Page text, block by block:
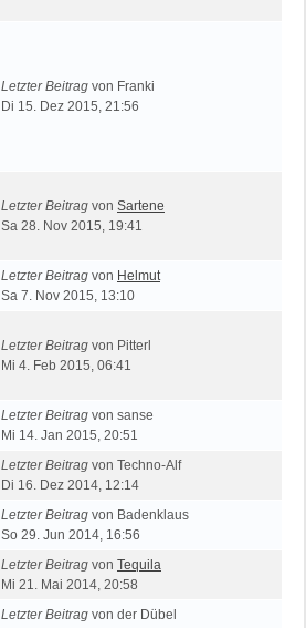
Letzter Beitrag von Franki
Di 15. Dez 2015, 21:56
Letzter Beitrag von Sartene
Sa 28. Nov 2015, 19:41
Letzter Beitrag von Helmut
Sa 7. Nov 2015, 13:10
Letzter Beitrag von Pitterl
Mi 4. Feb 2015, 06:41
Letzter Beitrag von sanse
Mi 14. Jan 2015, 20:51
Letzter Beitrag von Techno-Alf
Di 16. Dez 2014, 12:14
Letzter Beitrag von Badenklaus
So 29. Jun 2014, 16:56
Letzter Beitrag von Tequila
Mi 21. Mai 2014, 20:58
Letzter Beitrag von der Dübel